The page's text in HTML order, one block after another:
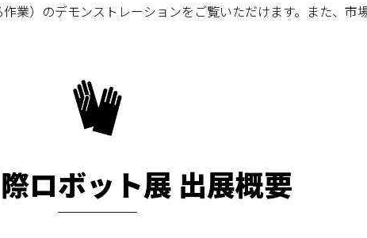
業）のデモンストレーションをご覧いただけます。また、市
ロボット展 出展概要